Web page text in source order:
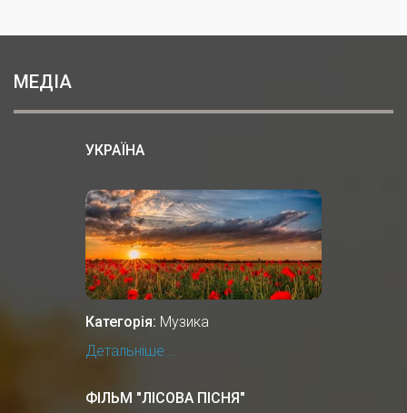
МЕДІА
УКРАЇНА
Категорія: Музика
Детальніше...
ФІЛЬМ "ЛIСОВА ПIСНЯ"